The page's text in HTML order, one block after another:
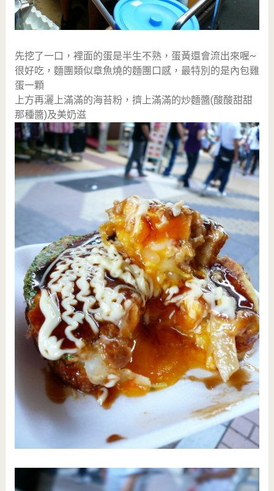
先挖了一口，裡面的蛋是半生不熟，蛋黃還會流出來喔~
很好吃，麵團類似章魚燒的麵團口感，最特別的是內包雞
蛋一顆
上方再灑上滿滿的海苔粉，擠上滿滿的炒麵醬(酸酸甜甜
那種醬)及美奶滋